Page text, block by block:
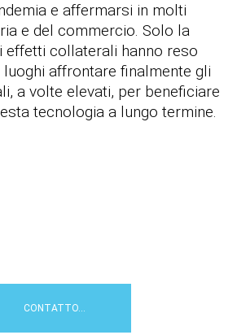
e affermarsi in molti
e del commercio. Solo la
effetti collaterali hanno reso
affrontare finalmente gli
a volte elevati, per beneficiare
tecnologia a lungo termine.
CONTATTO...